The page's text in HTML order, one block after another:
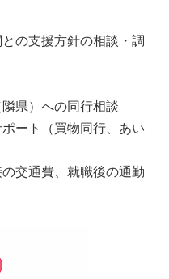
の支援方針の相談・調
県）への同行相談
ート（買物同行、あい
交通費、就職後の通勤